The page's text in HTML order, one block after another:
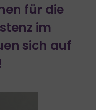
für die
im
sich auf